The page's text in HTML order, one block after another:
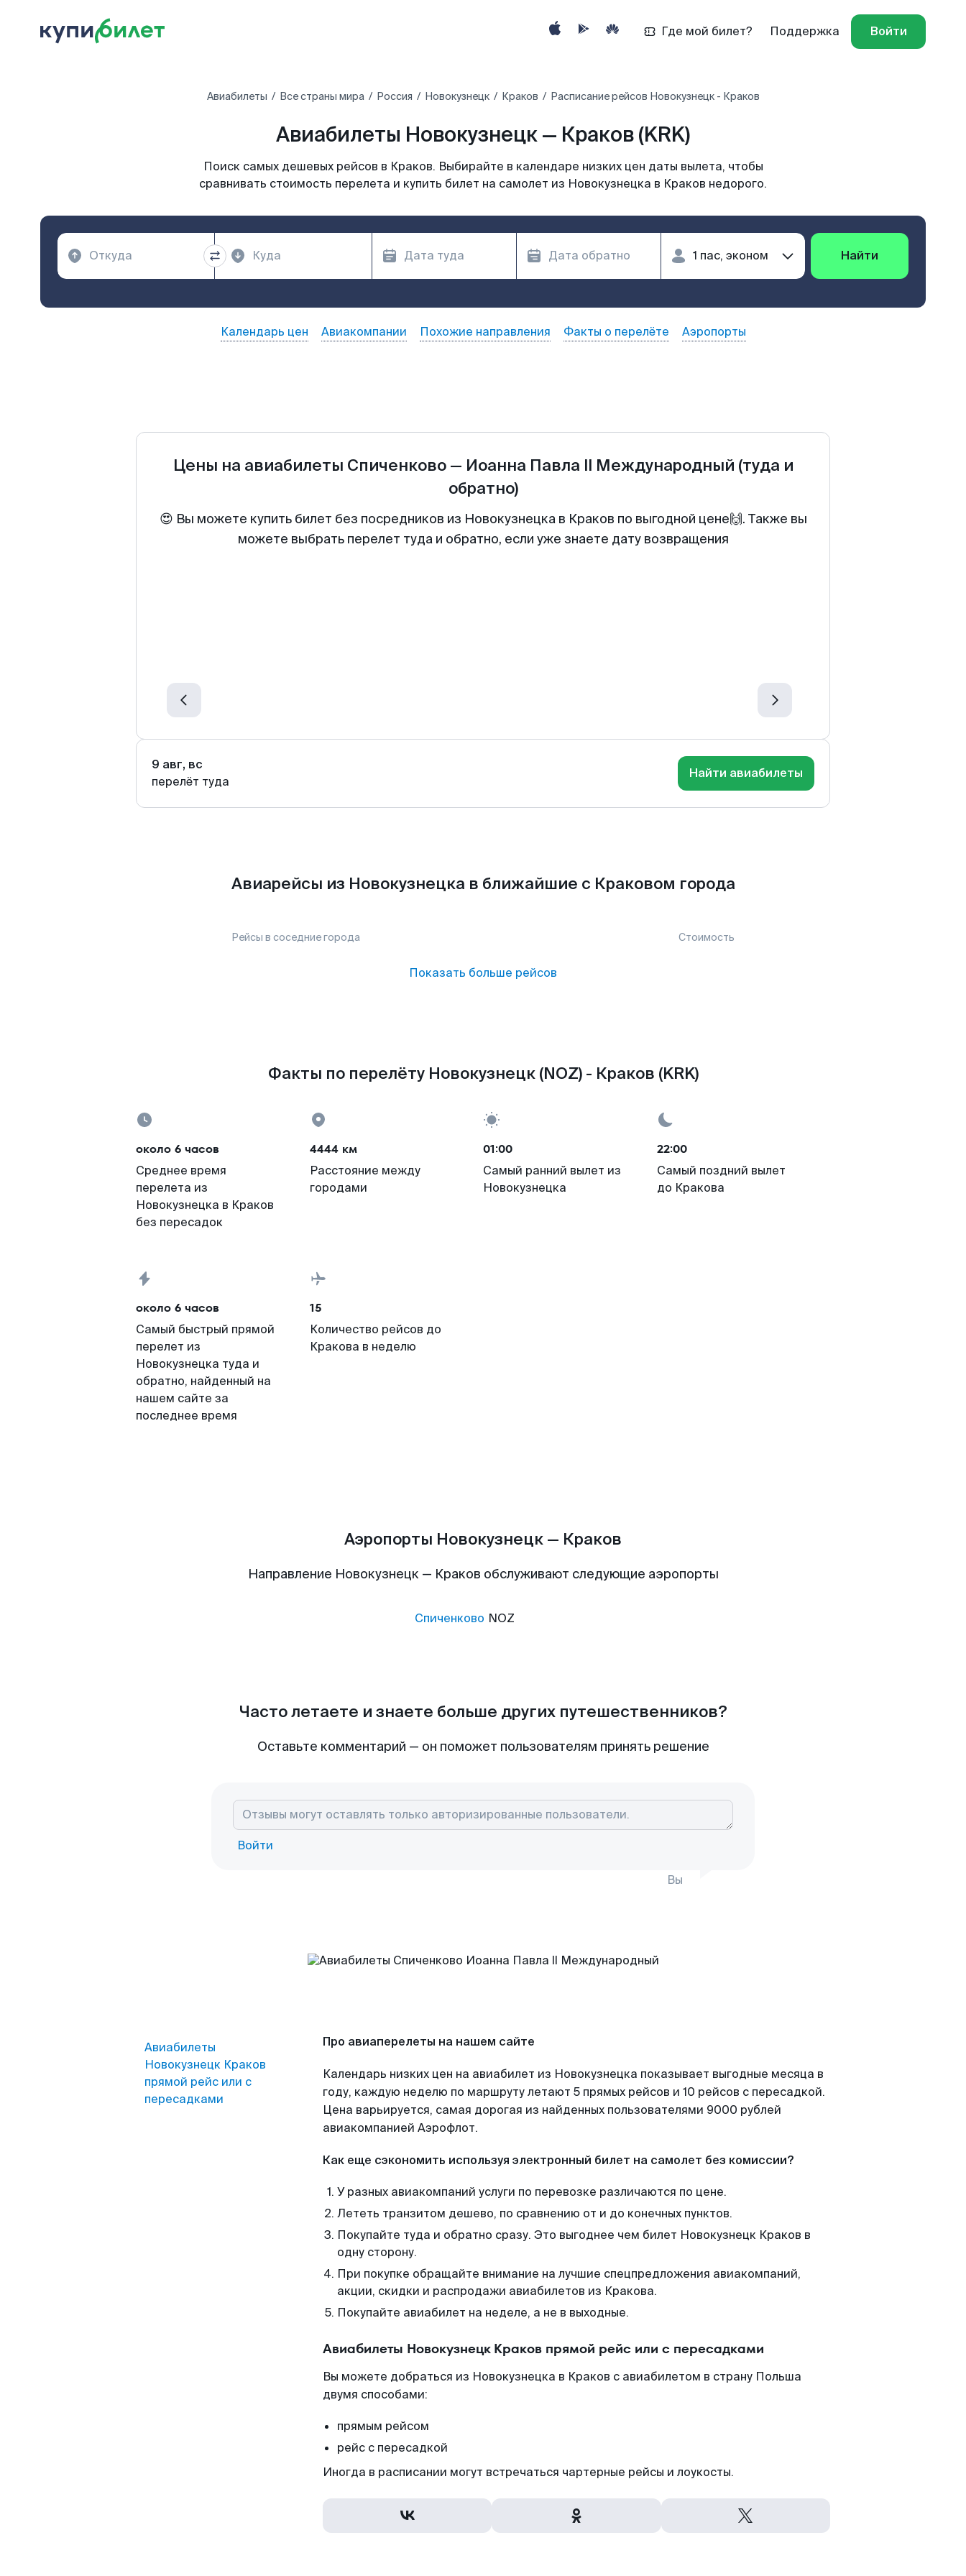
Где мой билет? Поддержка Войти
Авиабилеты Все страны мира Россия Новокузнецк Краков Расписание рейсов Новокузнецк - Краков
Авиабилеты Новокузнецк — Краков (KRK)
Поиск самых дешевых рейсов в Краков. Выбирайте в календаре низких цен даты вылета, чтобы
сравнивать стоимость перелета и купить билет на самолет из Новокузнецка в Краков недорого.
Найти
Календарь цен Авиакомпании Похожие направления Факты о перелёте Аэропорты
Цены на авиабилеты Спиченково— Иоанна Павла II Международный (туда и
обратно)
😍 Вы можете купить билет без посредников из Новокузнецка в Краков по выгодной цене🙌. Также вы
можете выбрать перелет туда и обратно, если уже знаете дату возвращения
9 авг, вс
перелёт туда
Найти авиабилеты
Авиарейсы из Новокузнецка в ближайшие с Краковом города
Рейсы в соседние города Стоимость
Показать больше рейсов
Факты по перелёту Новокузнецк (NOZ) - Краков (KRK)
около 6 часов
Среднее время
перелета из
Новокузнецка в Краков
без пересадок
4444 км
Расстояние между
городами
01:00
Самый ранний вылет из
Новокузнецка
22:00
Самый поздний вылет
до Кракова
около 6 часов
Самый быстрый прямой
перелет из
Новокузнецка туда и
обратно, найденный на
нашем сайте за
последнее время
15
Количество рейсов до
Кракова в неделю
Аэропорты Новокузнецк — Краков
Направление Новокузнецк — Краков обслуживают следующие аэропорты
Спиченково NOZ
Часто летаете и знаете больше других путешественников?
Оставьте комментарий — он поможет пользователям принять решение
Войти
Вы
Авиабилеты
Новокузнецк Краков
прямой рейс или с
пересадками
Про авиаперелеты на нашем сайте
Календарь низких цен на авиабилет из Новокузнецка показывает выгодные месяца в
году, каждую неделю по маршруту летают 5 прямых рейсов и 10 рейсов с пересадкой.
Цена варьируется, самая дорогая из найденных пользователями 9000 рублей
авиакомпанией Аэрофлот.
Как еще сэкономить используя электронный билет на самолет без комиссии?
У разных авиакомпаний услуги по перевозке различаются по цене.
Лететь транзитом дешево, по сравнению от и до конечных пунктов.
Покупайте туда и обратно сразу. Это выгоднее чем билет Новокузнецк Краков в
одну сторону.
При покупке обращайте внимание на лучшие спецпредложения авиакомпаний,
акции, скидки и распродажи авиабилетов из Кракова.
Покупайте авиабилет на неделе, а не в выходные.
Авиабилеты Новокузнецк Краков прямой рейс или с пересадками
Вы можете добраться из Новокузнецка в Краков с авиабилетом в страну Польша
двумя способами:
прямым рейсом
рейс с пересадкой
Иногда в расписании могут встречаться чартерные рейсы и лоукосты.